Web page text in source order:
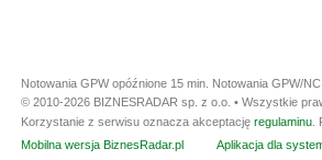
Notowania GPW opóźnione 15 min. Notowania GPW/
© 2010-2026 BIZNESRADAR sp. z o.o. • Wszystkie
Korzystanie z serwisu oznacza akceptację regulaminu
Mobilna wersja BiznesRadar.pl
Aplikacja dla